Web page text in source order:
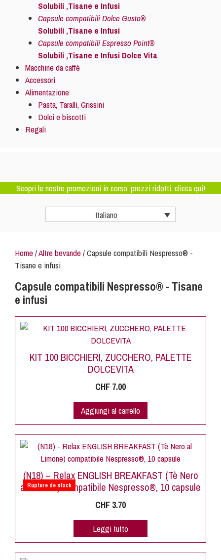
Solubili ,Tisane e Infusi
Capsule compatibili Dolce Gusto®
Solubili ,Tisane e Infusi
Capsule compatibili Espresso Point®
Solubili ,Tisane e Infusi Dolce Vita
Macchine da caffè
Accessori
Alimentazione
Pasta, Taralli, Grissini
Dolci e biscotti
Regali
Scopri le nostre promozioni in corso, prezzi ridotti, clicca qui!
Italiano
Home/Altre bevande/ Capsule compatibili Nespresso® -
Tisane e infusi
Capsule compatibili Nespresso® - Tisane
e infusi
KIT 100 BICCHIERI, ZUCCHERO, PALETTE
DOLCEVITA
CHF 7.00
Aggiungi al carrello
Rupture de stock
(N18) – Relax ENGLISH BREAKFAST (Tè Nero
al Limone) compatibile Nespresso®, 10 capsule
CHF 3.70
Leggi tutto